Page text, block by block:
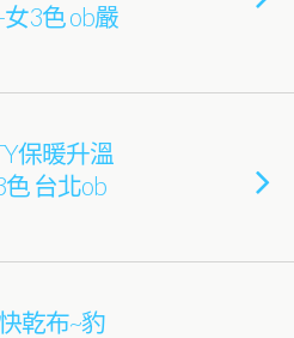
3色 ob嚴
保暖升溫
台北ob
乾布~豹